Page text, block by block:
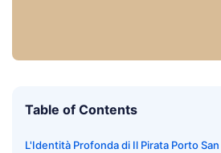
Table of Contents
L'Identità Profonda di Il Pirata Porto